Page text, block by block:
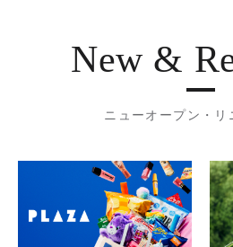
New &
ニューオープン・リ